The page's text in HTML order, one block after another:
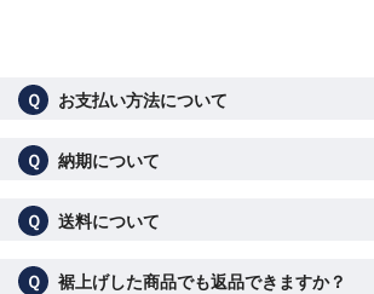
Ｑ お支払い方法について
Ｑ 納期について
Ｑ 送料について
Ｑ 裾上げした商品でも返品できますか？